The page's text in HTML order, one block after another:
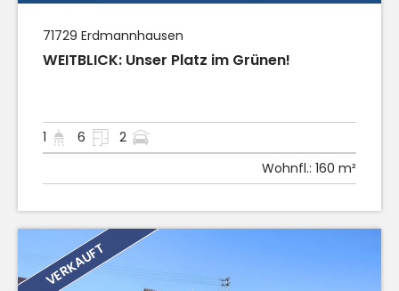
71729 Erdmannhausen
WEITBLICK: Unser Platz im Grünen!
1 6
2
Wohnfl.: 160 m²
VERKAUFT